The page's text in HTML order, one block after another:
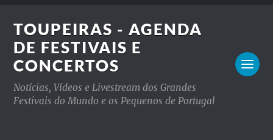
TOUPEIRAS - AGENDA
DE FESTIVAIS E
CONCERTOS
Notícias, Vídeos e Livestream dos Grandes
Festivais do Mundo e os Pequenos de Portugal